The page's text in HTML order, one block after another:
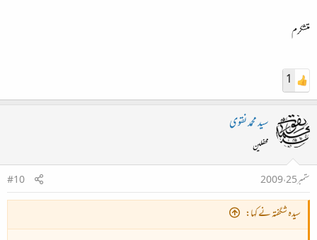
متشکرم
1
سید محمد نقوی
محفلین
ستمبر 25، 2009
#10
سیدہ شگفتہ نے کہا: